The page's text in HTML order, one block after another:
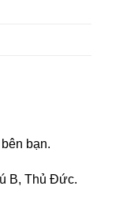
bạn.
B, Thủ Đức.